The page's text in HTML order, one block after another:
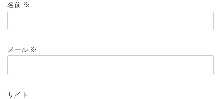
名前 ※
メール ※
サイト